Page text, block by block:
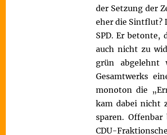
der Setzung der
eher die Sintflut?
SPD. Er
auch nicht zu
grün abgelehnt
Gesamtwerks
monoton die
kam dabei nicht
sparen.
CDU-